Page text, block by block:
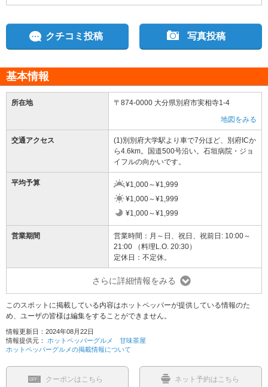
クチコミ投稿 写真投稿
基本情報
所在地
〒874-0000 大分県別府市実相寺1-4
地図をみる
交通アクセス
(1)別別府大学駅より車で7分ほど、別府ICか
ら4.6km。国道500号沿い。石垣病院・ジョ
イフルの向かいです。
平均予算
¥1,000～¥1,999
¥1,000～¥1,999
¥1,000～¥1,999
営業期間
営業時間：月～日、祝日、祝前日: 10:00～
21:00 （料理L.O. 20:30）
定休日：不定休。
さらに詳細情報をみる
このスポットに掲載している内容はホットペッパーが提供している情報のた
め、ユーザの皆様は編集をすることができません。
情報更新日：2024年08月22日
情報提供元： ホットペッパーグルメ 甘味茶屋
ホットペッパーグルメの掲載情報について
クーポンはこちら ネット予約はこちら